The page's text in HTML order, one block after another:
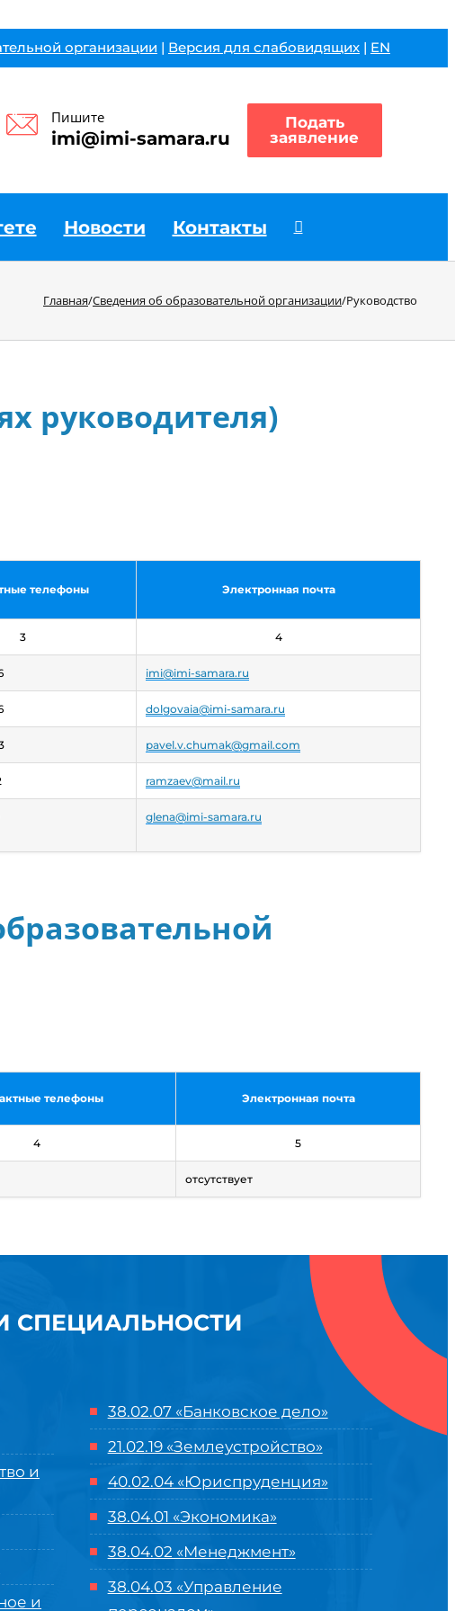
организации | Версия для слабовидящих | EN
Пишите
imi@imi-samara.ru
Подать
заявление
Новости Контакты
Главная/Сведения об образовательной организации/Руководство
руководителя)
телефоны Электронная почта
3 4
imi@imi-samara.ru
dolgovaia@imi-samara.ru
pavel.v.chumak@gmail.com
ramzaev@mail.ru
glena@imi-samara.ru
телефоны Электронная почта
4 5
отсутствует
СПЕЦИАЛЬНОСТИ
и
и
38.02.07 «Банковское дело»
21.02.19 «Землеустройство»
40.02.04 «Юриспруденция»
38.04.01 «Экономика»
38.04.02 «Менеджмент»
38.04.03 «Управление